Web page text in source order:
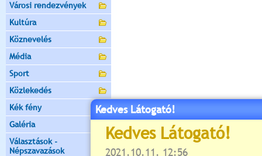
Városi rendezvények
Kultúra
Köznevelés
Média
Sport
Közlekedés
Kék fény
Galéria
Választások -
Népszavazások
Kedves Látogató!